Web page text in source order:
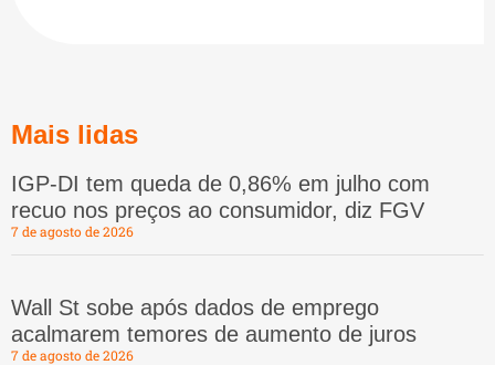
Mais lidas
IGP-DI tem queda de 0,86% em julho com
recuo nos preços ao consumidor, diz FGV
7 de agosto de 2026
Wall St sobe após dados de emprego
acalmarem temores de aumento de juros
7 de agosto de 2026